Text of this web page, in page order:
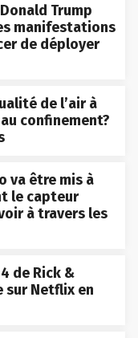
Trump
manifestations
de déployer
de l’air à
confinement?
va être mis à
le capteur
à travers les
de Rick &
sur Netflix en